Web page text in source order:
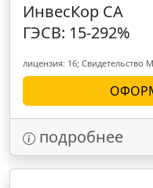
ИнвесКор СА
ГЭСВ: 15-292%
лицензия: 16; Свидетельство
подробнее